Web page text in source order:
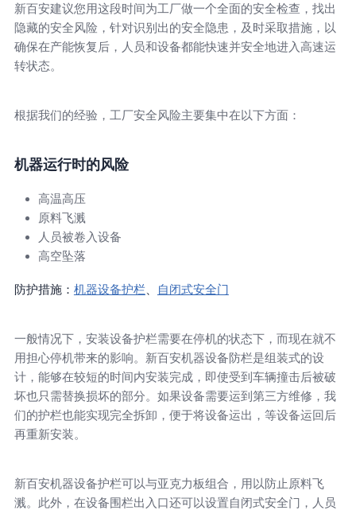
新百安建议您用这段时间为工厂做一个全面的安全检查，找出
隐藏的安全风险，针对识别出的安全隐患，及时采取措施，以
确保在产能恢复后，人员和设备都能快速并安全地进入高速运
转状态。
根据我们的经验，工厂安全风险主要集中在以下方面：
机器运行时的风险
高温高压
原料飞溅
人员被卷入设备
高空坠落
防护措施： 机器设备护栏、 自闭式安全门
一般情况下，安装设备护栏需要在停机的状态下，而现在就不
用担心停机带来的影响。新百安机器设备防栏是组装式的设
计，能够在较短的时间内安装完成，即使受到车辆撞击后被破
坏也只需替换损坏的部分。如果设备需要运到第三方维修，我
们的护栏也能实现完全拆卸，便于将设备运出，等设备运回后
再重新安装。
新百安机器设备护栏可以与亚克力板组合，用以防止原料飞
溅。此外，在设备围栏出入口还可以设置自闭式安全门，人员